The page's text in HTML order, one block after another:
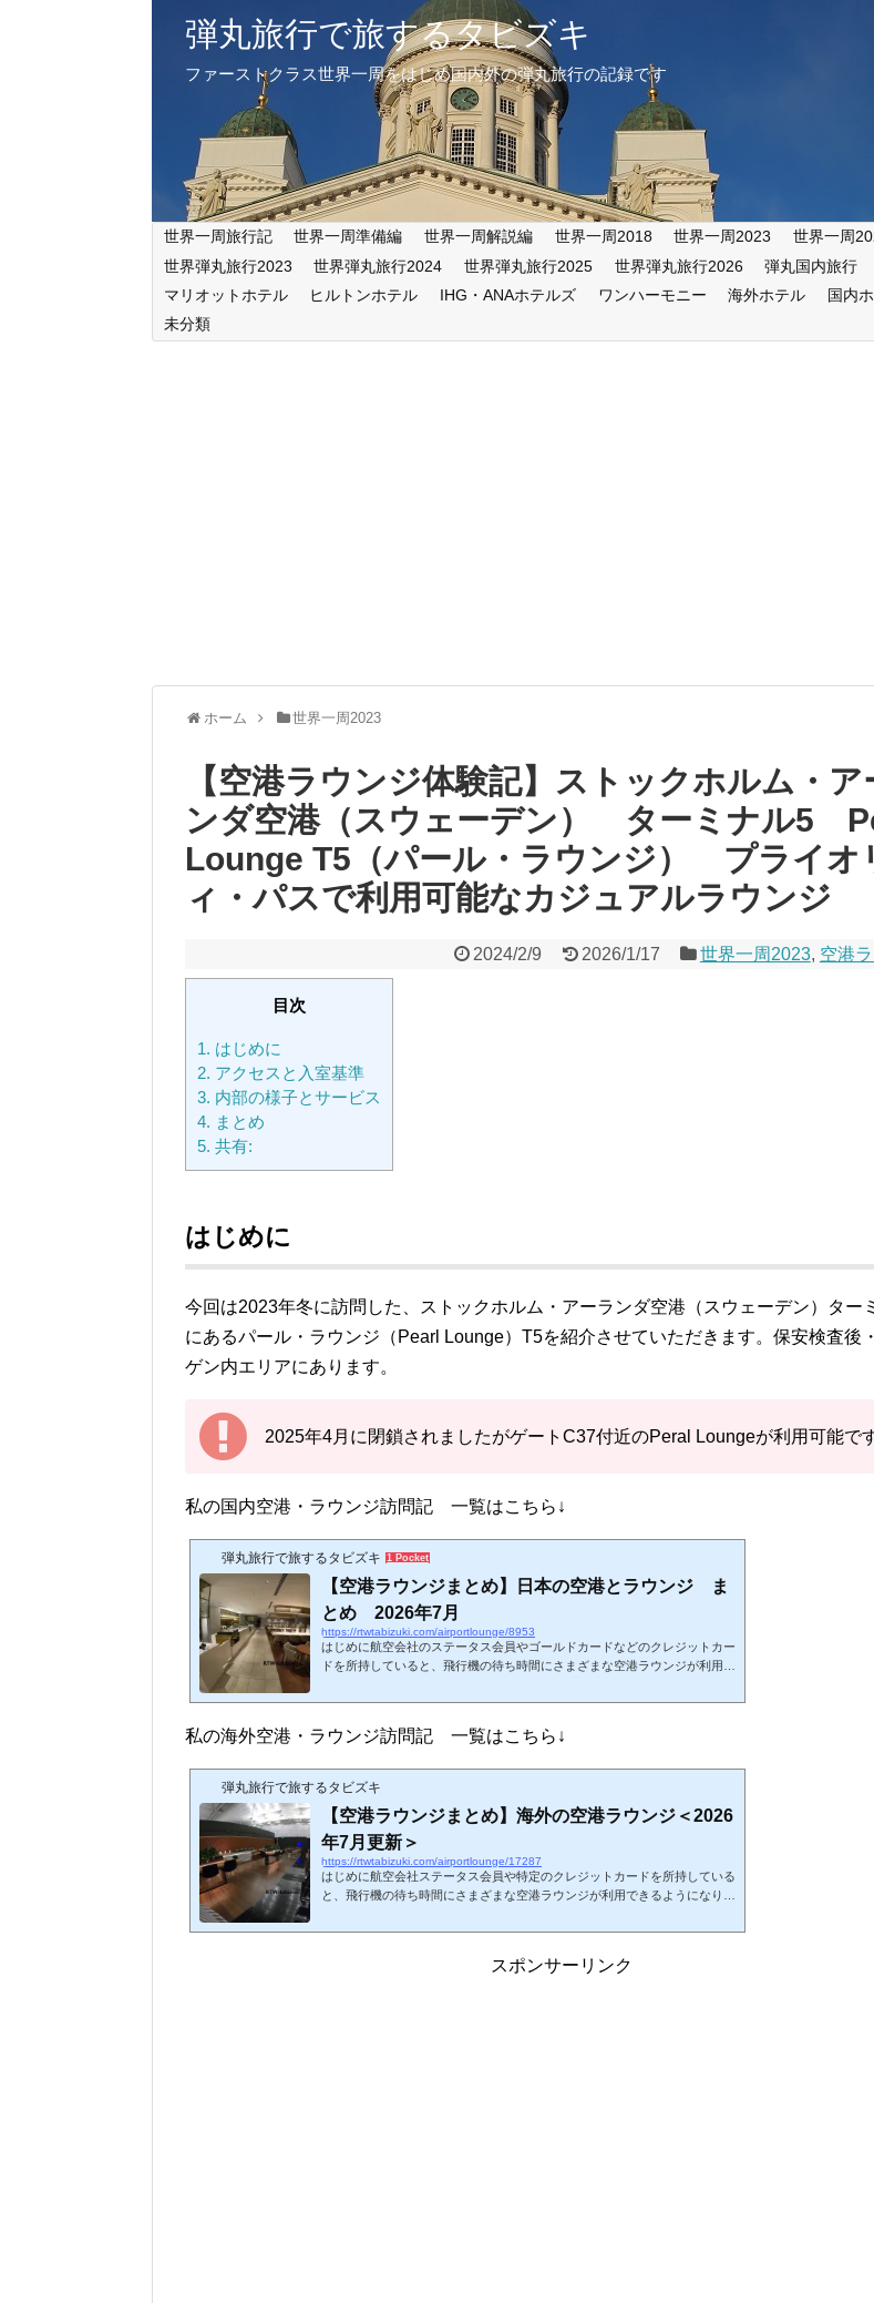
弾丸旅行で旅するタビズキ
ファーストクラス世界一周をはじめ国内外の弾丸旅行の記録です
世界一周旅行記 世界一周準備編 世界一周解説編 世界一周2018 世界一周2023 世界一周
世界弾丸旅行2023
世界弾丸旅行2024 世界弾丸旅行2025 世界弾丸旅行2026 弾丸国内旅行
マリオットホテル
ヒルトンホテル IHG・ANAホテルズ ワンハーモニー 海外ホテル 国内
未分類
ホーム 世界一周2023
【空港ラウンジ体験記】ストックホルム・ア
ンダ空港（スウェーデン） ターミナル5
Lounge T5（パール・ラウンジ） プライオ
ィ・パスで利用可能なカジュアルラウンジ
2024/2/9 2026/1/17 世界一周2023, 空港
目次
1. はじめに
2. アクセスと入室基準
3. 内部の様子とサービス
4. まとめ
5. 共有:
はじめに
今回は2023年冬に訪問した、ストックホルム・アーランダ空港（スウェーデン）ター
にあるパール・ラウンジ（Pearl Lounge）T5を紹介させていただきます。保安検査後
ゲン内エリアにあります。
2025年4月に閉鎖されましたがゲートC37付近のPeral Loungeが利用可能で
私の国内空港・ラウンジ訪問記 一覧はこちら↓
弾丸旅行で旅するタビズキ 1 Pocket
【空港ラウンジまとめ】日本の空港とラウンジ ま
とめ 2026年7月
https://rtwtabizuki.com/airportlounge/8953
はじめに航空会社のステータス会員やゴールドカードなどのクレジットカー
ドを所持していると、飛行機の待ち時間にさまざまな空港ラウンジが利用で
してまとめてみました。いわゆるカードラウンジや航空会社ラウンジ以外も
していません。リンク先は私の空港やラウンジの体験記となります。略語
めはこちら↓スポンサーリ...
私の海外空港・ラウンジ訪問記 一覧はこちら↓
弾丸旅行で旅するタビズキ
【空港ラウンジまとめ】海外の空港ラウンジ＜2026
年7月更新＞
https://rtwtabizuki.com/airportlounge/17287
はじめに航空会社ステータス会員や特定のクレジットカードを所持している
と、飛行機の待ち時間にさまざまな空港ラウンジが利用できるようになりま
てみました。☆印は2026年現在プライオリティ・パスで利用可能なラウン
ないので注意しましょう。ちなみに、私の国内空港・ラウンジ訪問記 一覧
スポンサーリンク